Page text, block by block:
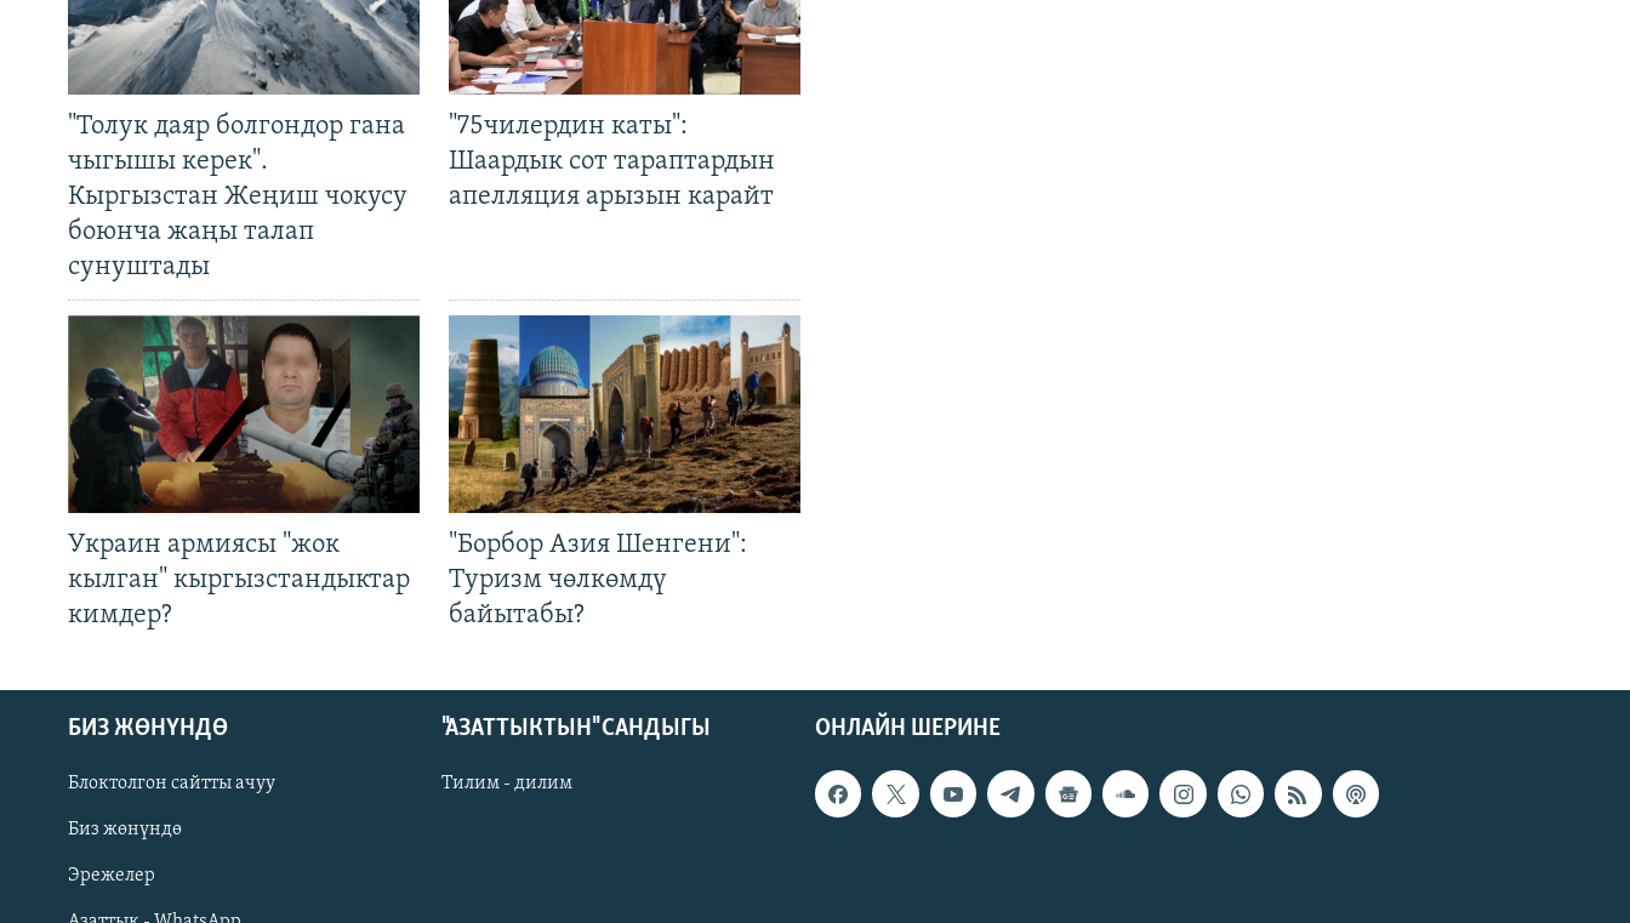
Русский
"Толук даяр болгондор гана
чыгышы керек".
Кыргызстан Жеңиш чокусу
боюнча жаңы талап
сунуштады
"75чилердин каты":
Шаардык сот тараптардын
апелляция арызын карайт
Украин армиясы "жок
кылган" кыргызстандыктар
кимдер?
"Борбор Азия Шенгени":
Туризм чөлкөмдү
байытабы?
ОНЛАЙН ШЕРИНЕ
БИЗ ЖӨНҮНДӨ
Блоктолгон сайтты ачуу
Биз жөнүндө
Эрежелер
"АЗАТТЫКТЫН" САНДЫГЫ
Тилим - дилим